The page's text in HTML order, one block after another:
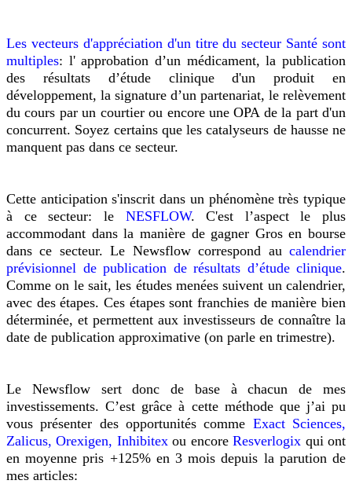
Les vecteurs d'appréciation d'un titre du secteur Santé sont
multiples: l' approbation d’un médicament, la publication
des résultats d’étude clinique d'un produit en
développement, la signature d’un partenariat, le relèvement
du cours par un courtier ou encore une OPA de la part d'un
concurrent. Soyez certains que les catalyseurs de hausse ne
manquent pas dans ce secteur.
Cette anticipation s'inscrit dans un phénomène très typique
à ce secteur: le NESFLOW. C'est l’aspect le plus
accommodant dans la manière de gagner Gros en bourse
dans ce secteur. Le Newsflow correspond au calendrier
prévisionnel de publication de résultats d’étude clinique.
Comme on le sait, les études menées suivent un calendrier,
avec des étapes. Ces étapes sont franchies de manière bien
déterminée, et permettent aux investisseurs de connaître la
date de publication approximative (on parle en trimestre).
Le Newsflow sert donc de base à chacun de mes
investissements. C’est grâce à cette méthode que j’ai pu
vous présenter des opportunités comme Exact Sciences,
Zalicus, Orexigen, Inhibitexou encoreResverlogix qui ont
en moyenne pris +125% en 3 mois depuis la parution de
mes articles: